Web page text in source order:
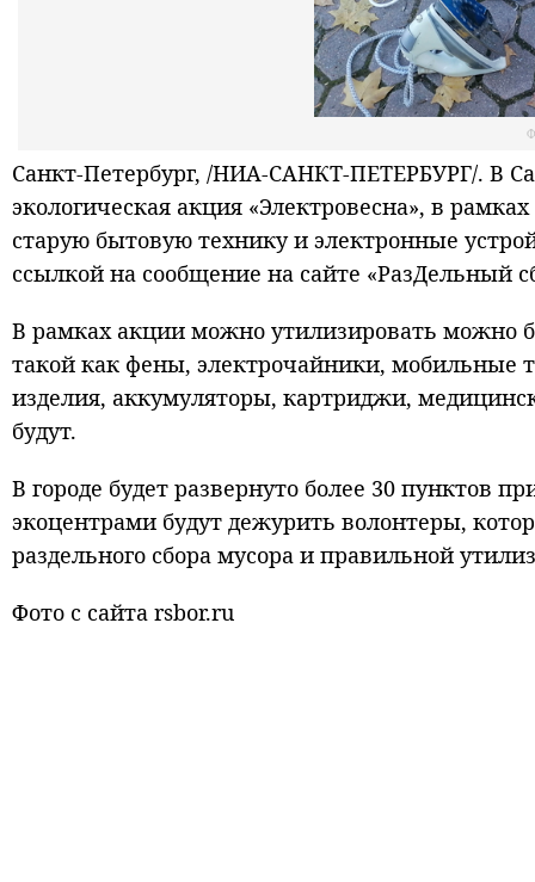
Санкт-Петербург, /НИА-САНКТ-ПЕТЕРБУРГ/. В
экологическая акция «Электровесна», в
старую бытовую технику и электронные
ссылкой на сообщение на сайте «РазДельный
В рамках акции можно утилизировать можно
такой как фены, электрочайники, мобильные
изделия, аккумуляторы, картриджи,
будут.
В городе будет развернуто более 30 пунктов
экоцентрами будут дежурить волонтеры,
раздельного сбора мусора и правильной
Фото с сайта rsbor.ru